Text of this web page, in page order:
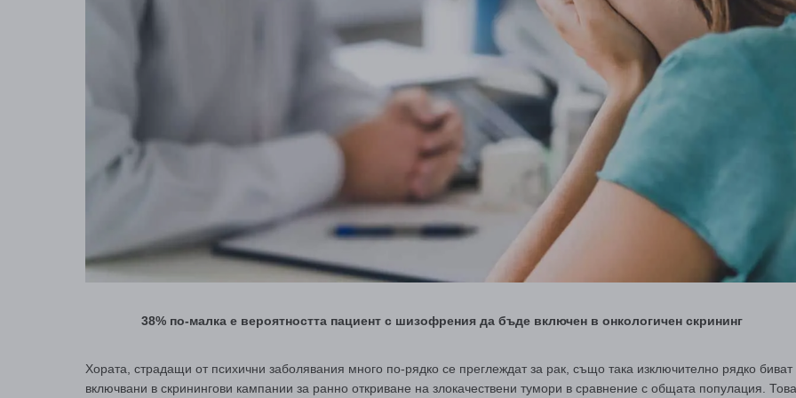
38% по-малка е вероятността пациент с шизофрения да бъде включен в онкологичен скрининг
Хората, страдащи от психични заболявания много по-рядко се преглеждат за рак, също така изключително рядко биват
включвани в скринингови кампании за ранно откриване на злокачествени тумори в сравнение с общата популация. Това